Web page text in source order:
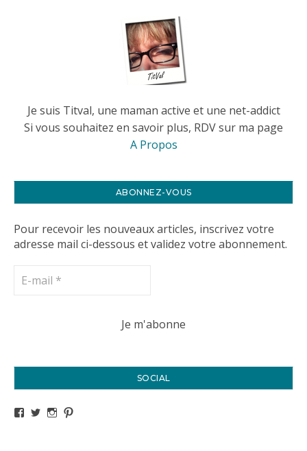
Je suis Titval, une maman active et une net-addict
Si vous souhaitez en savoir plus, RDV sur ma page
A Propos
ABONNEZ-VOUS
Pour recevoir les nouveaux articles, inscrivez votre
adresse mail ci-dessous et validez votre abonnement.
SOCIAL
Voir le profil de titval35 sur Facebook
Voir le profil de titval35 sur Twitter
Voir le profil de titval35 sur Instagram